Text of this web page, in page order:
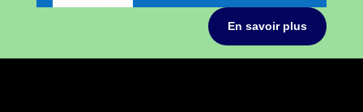
En savoir plus